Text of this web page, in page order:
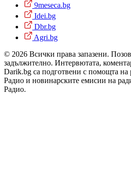
9meseca.bg
Idei.bg
Dbr.bg
Agri.bg
© 2026 Всички права запазени.
задължително. Интервютата,
Darik.bg са подготвени с помощта на
Радио и новинарските емисии на
Радио.